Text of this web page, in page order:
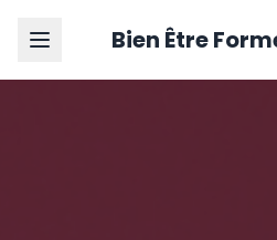
Bien Être